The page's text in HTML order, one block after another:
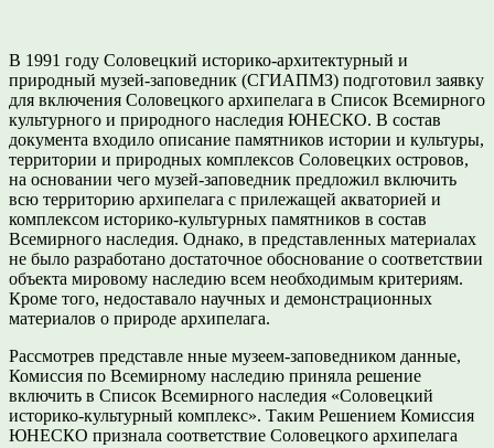
В 1991 году Соловецкий историко-архитектурный и
природный музей-заповедник (СГИАПМЗ) подготовил заявку
для включения Соловецкого архипелага в Список Всемирного
культурного и природного наследия ЮНЕСКО. В состав
документа входило описание памятников истории и культуры,
территории и природных комплексов Соловецких островов,
на основании чего музей-заповедник предложил включить
всю территорию архипелага с прилежащей акваторией и
комплексом историко-культурных памятников в состав
Всемирного наследия. Однако, в представленных материалах
не было разработано достаточное обоснование о соответствии
объекта мировому наследию всем необходимым критериям.
Кроме того, недоставало научных и демонстрационных
материалов о природе архипелага.
Рассмотрев представле нные музеем-заповедником данные,
Комиссия по Всемирному наследию приняла решение
включить в Список Всемирного наследия «Соловецкий
историко-культурный комплекс». Таким Решением Комиссия
ЮНЕСКО признала соответствие Соловецкого архипелага